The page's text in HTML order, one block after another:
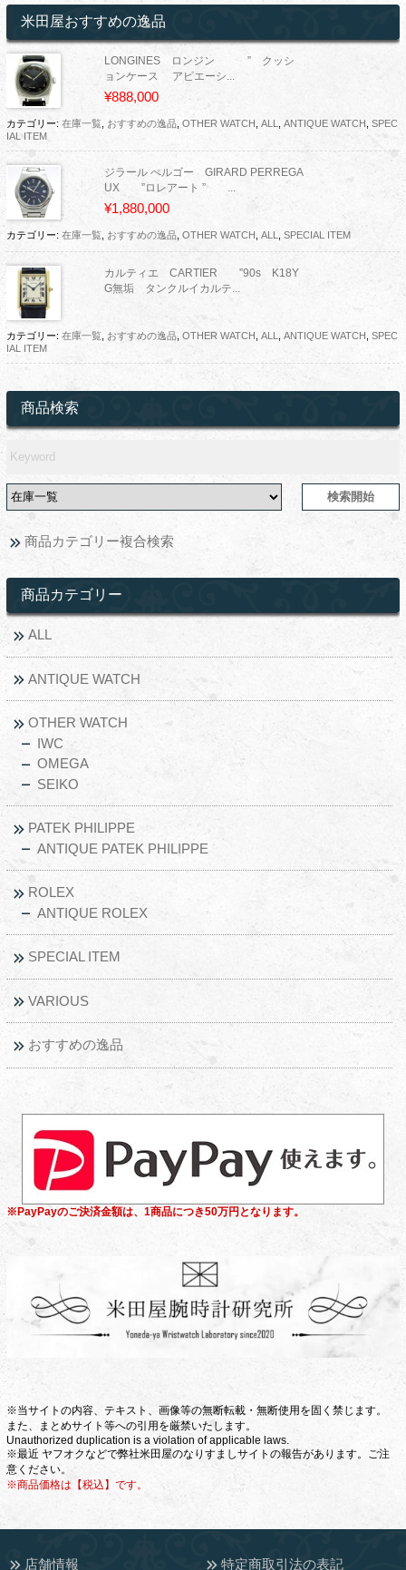
米田屋おすすめの逸品
LONGINES ロンジン ” クッシ
ョンケース アビエーシ...
¥888,000
カテゴリー: 在庫一覧, おすすめの逸品, OTHER WATCH ALL ANTIQUE WATCH SPEC
IAL ITEM
ジラール ぺルゴー GIRARD PERREGA
UX ”ロレアート ” ...
¥1,880,000
カテゴリー: 在庫一覧, おすすめの逸品, OTHER WATCH ALL SPECIAL ITEM
カルティエ CARTIER ”90s K18Y
G無垢 タンクルイカルテ...
カテゴリー: 在庫一覧, おすすめの逸品, OTHER WATCH ALL ANTIQUE WATCH SPEC
IAL ITEM
商品検索
商品カテゴリー複合検索
商品カテゴリー
ALL
ANTIQUE WATCH
OTHER WATCH
IWC
OMEGA
SEIKO
PATEK PHILIPPE
ANTIQUE PATEK PHILIPPE
ROLEX
ANTIQUE ROLEX
SPECIAL ITEM
VARIOUS
おすすめの逸品
※PayPayのご決済金額は、1商品につき50万円となります。
※当サイトの内容、テキスト、画像等の無断転載・無断使用を固く禁じます。
また、まとめサイト等への引用を厳禁いたします。
Unauthorized duplication is a violation of applicable laws.
※最近 ヤフオクなどで弊社米田屋のなりすましサイトの報告があります。ご注
意ください。
※商品価格は【税込】です。
店舗情報 特定商取引法の表記